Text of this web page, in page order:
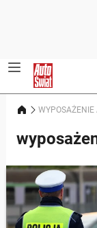
WYPOSAŻENIE